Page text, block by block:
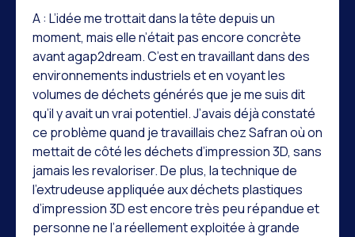
A : L’idée me trottait dans la tête depuis un
moment, mais elle n’était pas encore concrète
avant agap2dream. C’est en travaillant dans des
environnements industriels et en voyant les
volumes de déchets générés que je me suis dit
qu’il y avait un vrai potentiel. J’avais déjà constaté
ce problème quand je travaillais chez Safran où on
mettait de côté les déchets d’impression 3D, sans
jamais les revaloriser. De plus, la technique de
l’extrudeuse appliquée aux déchets plastiques
d’impression 3D est encore très peu répandue et
personne ne l’a réellement exploitée à grande